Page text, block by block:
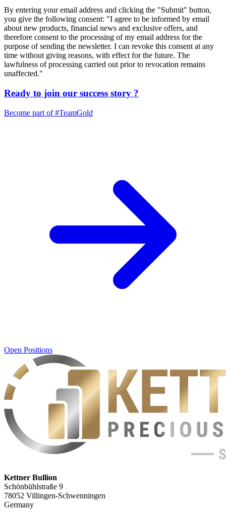
By entering your email address and clicking the "Submit" button,
you give the following consent: "I agree to be informed by email
about new products, financial news and exclusive offers, and
therefore consent to the processing of my email address for the
purpose of sending the newsletter. I can revoke this consent at any
time without giving reasons, with effect for the future. The
lawfulness of processing carried out prior to revocation remains
unaffected."
Ready to join our success story ?
Become part of#TeamGold
Open Positions
Kettner Bullion
Schönbühlstraße 9
78052 Villingen-Schwenningen
Germany